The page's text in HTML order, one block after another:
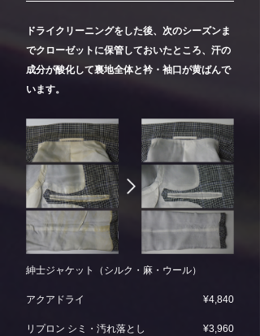
ドライクリーニングをした後、次のシーズンま
でクローゼットに保管しておいたところ、汗の
成分が酸化して裏地全体と衿・袖口が黄ばんで
います。
紳士ジャケット（シルク・麻・ウール）
アクアドライ ¥4,840
リプロン シミ・汚れ落とし ¥3,960